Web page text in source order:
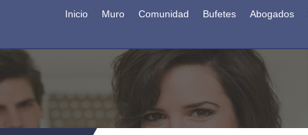
Inicio Muro Comunidad Bufetes Abogados